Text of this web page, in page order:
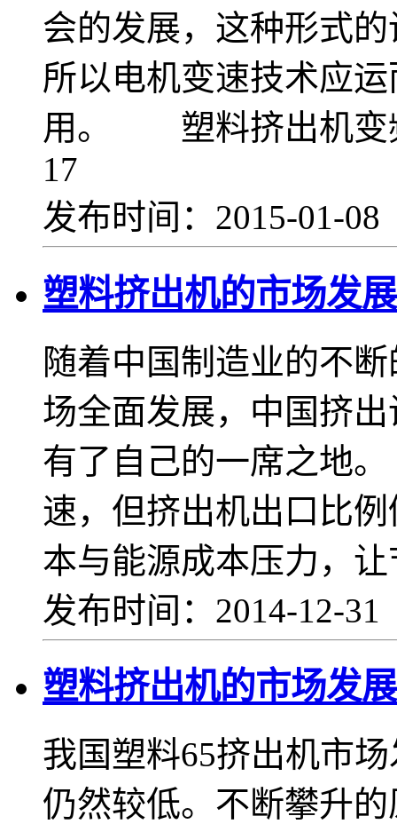
会的发展，这种形式
所以电机变速技术应
用。 塑料挤出机变
17
发布时间：2015-01-
塑料挤出机的市场发展
随着中国制造业的不
场全面发展，中国挤
有了自己的一席之地
速，但挤出机出口比
本与能源成本压力，
发布时间：2014-12-
塑料挤出机的市场发展
我国塑料65挤出机市
仍然较低。不断攀升